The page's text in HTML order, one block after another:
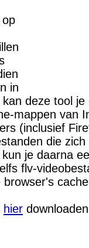
in
deze tool je
mappen van
(inclusief
die
je daarna
flv-
hier